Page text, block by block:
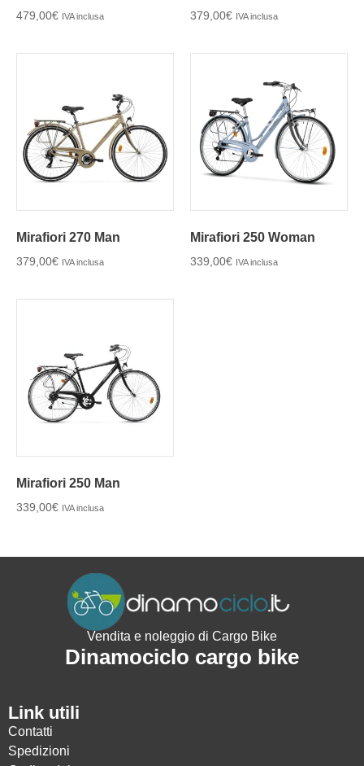
479,00€ IVA inclusa 379,00€ IVA inclusa
Mirafiori 270 Man
379,00€ IVA inclusa
Mirafiori 250 Woman
339,00€ IVA inclusa
Mirafiori 250 Man
339,00€ IVA inclusa
Vendita e noleggio di Cargo Bike
Dinamociclo cargo bike
Link utili
Contatti
Spedizioni